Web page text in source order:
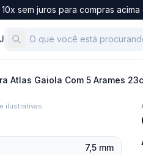
10x sem juros para compras
Atlas Gaiola Com 5 Arames
ilustrativas.
7,5 mm